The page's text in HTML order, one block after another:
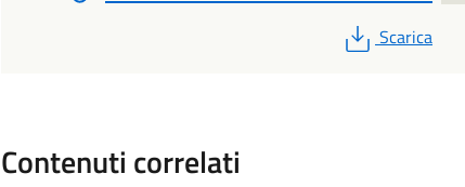
PDF
Scarica
Contenuti correlati